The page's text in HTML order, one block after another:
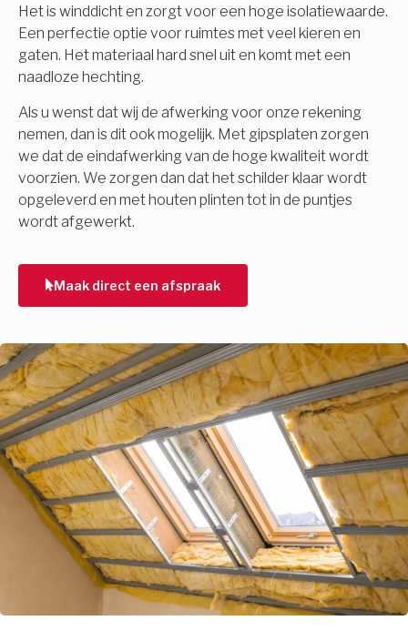
Het is winddicht en zorgt voor een hoge isolatiewaarde.
Een perfectie optie voor ruimtes met veel kieren en
gaten. Het materiaal hard snel uit en komt met een
naadloze hechting.
Als u wenst dat wij de afwerking voor onze rekening
nemen, dan is dit ook mogelijk. Met gipsplaten zorgen
we dat de eindafwerking van de hoge kwaliteit wordt
voorzien. We zorgen dan dat het schilder klaar wordt
opgeleverd en met houten plinten tot in de puntjes
wordt afgewerkt.
Maak direct een afspraak